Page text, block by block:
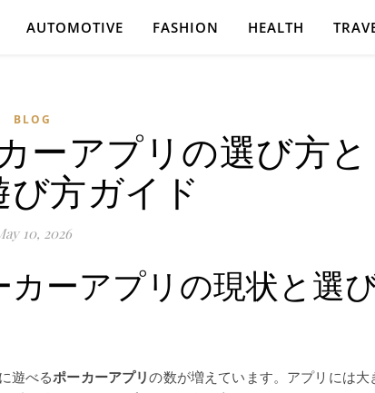
AUTOMOTIVE FASHION HEALTH
BLOG
ーアプリの選び方と
方ガイド
10, 2026
ーアプリの現状と選
遊べるポーカーアプリの数が増えています。アプリには大